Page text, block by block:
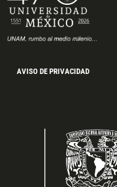
AVISO DE PRIVACIDAD